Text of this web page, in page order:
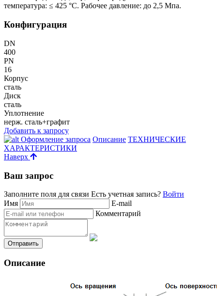
температура: ≤ 425 °С. Рабочее давление: до 2,5 Мпа.
Конфигурация
DN
400
PN
16
Корпус
сталь
Диск
сталь
Уплотнение
нерж. сталь+графит
Добавить к запросу
Оформление запроса Описание ТЕХНИЧЕСКИЕ
ХАРАКТЕРИСТИКИ
Наверх
Ваш запрос
Заполните поля для связи Есть учетная запись? Войти
Имя
E-mail
Комментарий
Описание